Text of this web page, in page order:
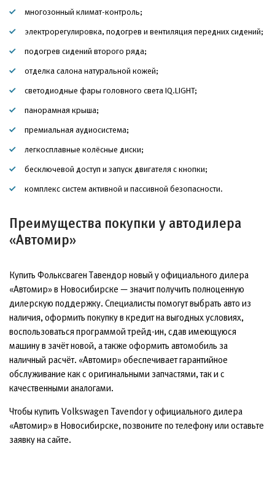
многозонный климат-контроль;
электрорегулировка, подогрев и вентиляция передних сидений;
подогрев сидений второго ряда;
отделка салона натуральной кожей;
светодиодные фары головного света IQ.LIGHT;
панорамная крыша;
премиальная аудиосистема;
легкосплавные колёсные диски;
бесключевой доступ и запуск двигателя с кнопки;
комплекс систем активной и пассивной безопасности.
Преимущества покупки у автодилера
«Автомир»
Купить Фольксваген Тавендор новый у официального дилера
«Автомир» в Новосибирске — значит получить полноценную
дилерскую поддержку. Специалисты помогут выбрать авто из
наличия, оформить покупку в кредит на выгодных условиях,
воспользоваться программой трейд-ин, сдав имеющуюся
машину в зачёт новой, а также оформить автомобиль за
наличный расчёт. «Автомир» обеспечивает гарантийное
обслуживание как с оригинальными запчастями, так и с
качественными аналогами.
Чтобы купить Volkswagen Tavendor у официального дилера
«Автомир» в Новосибирске, позвоните по телефону или оставьте
заявку на сайте.